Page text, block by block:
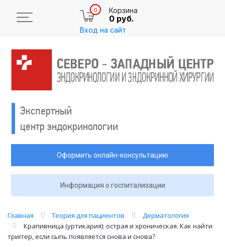
0 Корзина
0 руб.
Вход на сайт
Экспертный
центр эндокринологии
Оформить онлайн-консультацию
Информация о госпитализации
Главная Теория для пациентов
Дерматология
Крапивница (уртикария): острая и хроническая. Как найти
триггер, если сыпь появляется снова и снова?